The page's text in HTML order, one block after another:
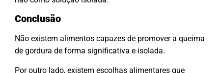
Conclusão
Não existem alimentos capazes de promover a queima
de gordura de forma significativa e isolada.
Por outro lado, existem escolhas alimentares que